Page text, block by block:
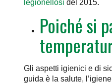
legionellosi del 2015.
Poiché si
Gli aspetti igienici e di
guida è la salute,